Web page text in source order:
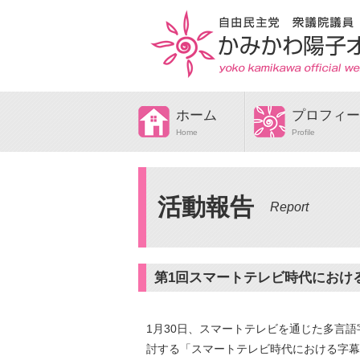
ホーム
Home
プロフィ
Profile
活動報告 Report
第1回スマートテレビ時代にお
1月30日、スマートテレビを通じた多言
討する「スマートテレビ時代における字